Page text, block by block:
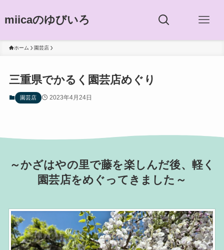
miicaのゆびいろ
ホーム 園芸店
三重県でかるく園芸店めぐり
園芸店 2023年4月24日
～かざはやの里で藤を楽しんだ後、軽く
園芸店をめぐってきました～